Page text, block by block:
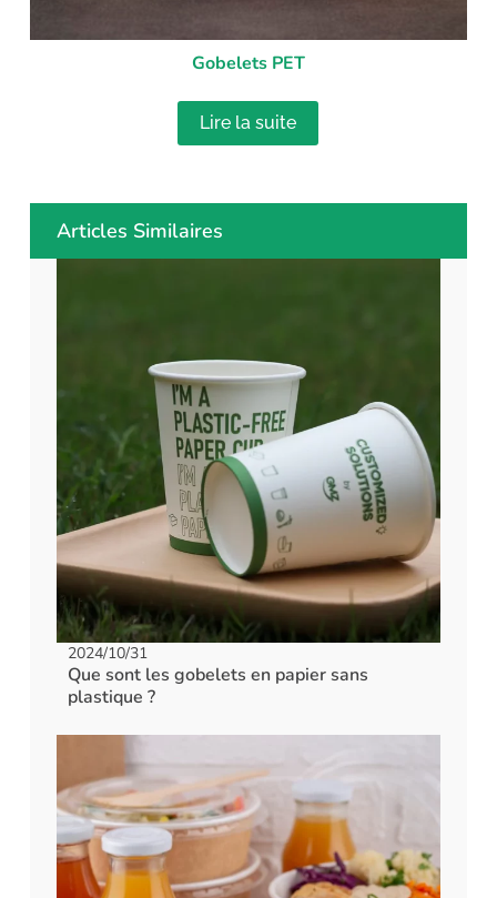
Gobelets PET
Lire la suite
Articles Similaires
2024/10/31
Que sont les gobelets en papier sans
plastique ?